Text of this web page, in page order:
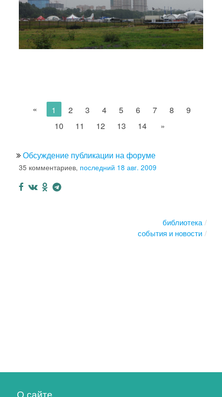
« 1 2 3 4 5 6 7 8
9
10
11 12 13 14 »
Обсуждение публикации на форуме
35 комментариев, последний 18 авг. 2009
библиотека
события и новости
О сайте